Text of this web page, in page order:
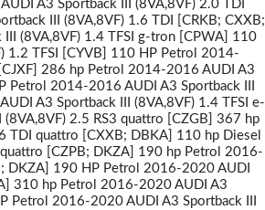
A3 Sportback III (8VA,8VF) 2.0 TDI
III (8VA,8VF) 1.6 TDI [CRKB; CXXB;
(8VA,8VF) 1.4 TFSI g-tron [CPWA] 110
1.2 TFSI [CYVB] 110 HP Petrol 2014-
286 hp Petrol 2014-2016 AUDI A3
Petrol 2014-2016 AUDI A3 Sportback III
A3 Sportback III (8VA,8VF) 1.4 TFSI e-
2.5 RS3 quattro [CZGB] 367 hp
TDI quattro [CXXB; DBKA] 110 hp Diesel
[CZPB; DKZA] 190 hp Petrol 2016-
DKZA] 190 HP Petrol 2016-2020 AUDI
310 hp Petrol 2016-2020 AUDI A3
Petrol 2016-2020 AUDI A3 Sportback III